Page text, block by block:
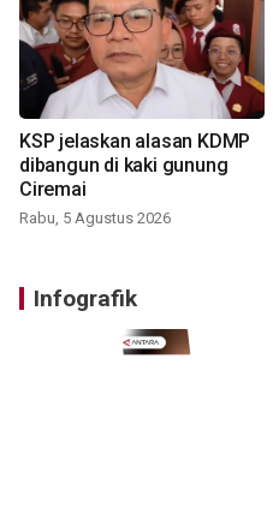
KSP jelaskan alasan KDMP
dibangun di kaki gunung
Ciremai
Rabu, 5 Agustus 2026
Infografik